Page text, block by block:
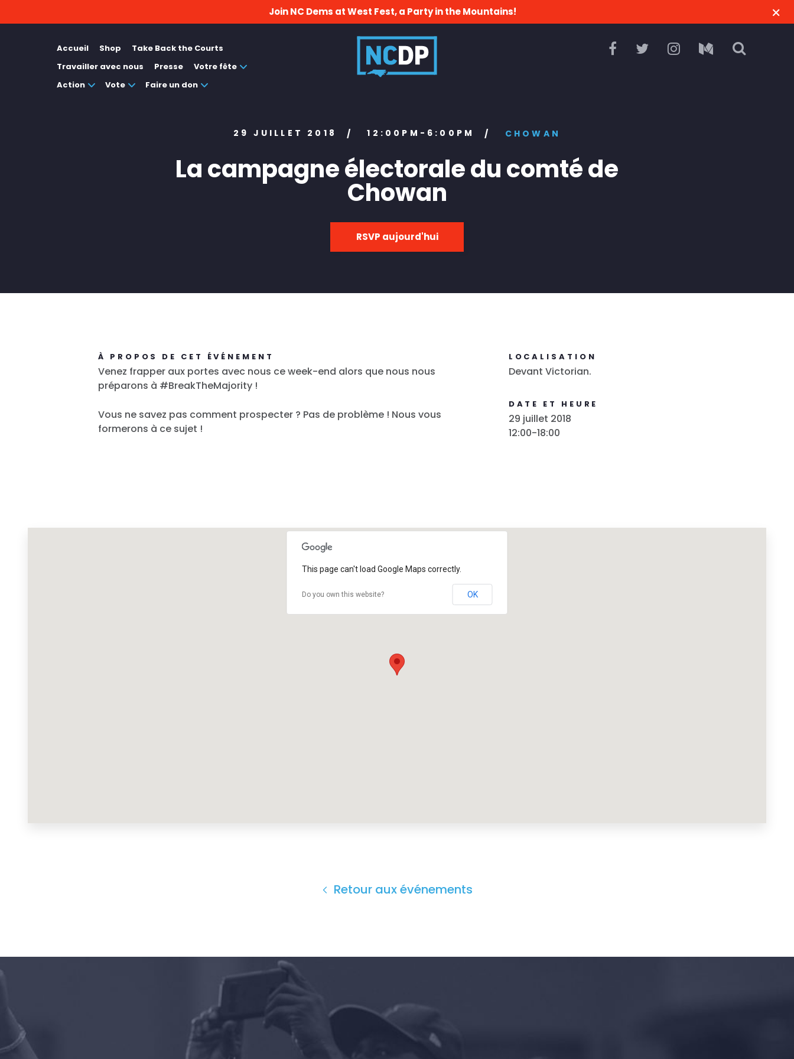
Travailler avec nous
Vote
Faire un don
Join NC Dems at West Fest, a Party in the Mountains!
Accueil Shop
Take Back the Courts
Travailler avec nous
Presse
Votre fête
Action
Vote Faire un don
29 JUILLET 2018 / 12:00PM-6:00PM / CHOWAN
La campagne électorale du comté de
Chowan
RSVP aujourd'hui
À PROPOS DE CET ÉVÉNEMENT
Venez frapper aux portes avec nous ce week-end alors que nous nous
préparons à #BreakTheMajority !
Vous ne savez pas comment prospecter ? Pas de problème ! Nous vous
formerons à ce sujet !
LOCALISATION
Devant Victorian.
DATE ET HEURE
29 juillet 2018
12:00-18:00
This page can't load Google Maps correctly.
Do you own this website? OK
Retour aux événements